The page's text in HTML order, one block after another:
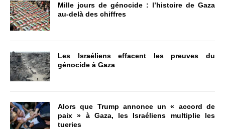
Mille jours de génocide : l’histoire de Gaza
au-delà des chiffres
Les Israéliens effacent les preuves du
génocide à Gaza
Alors que Trump annonce un « accord de
paix » à Gaza, les Israéliens multiplie les
tueries